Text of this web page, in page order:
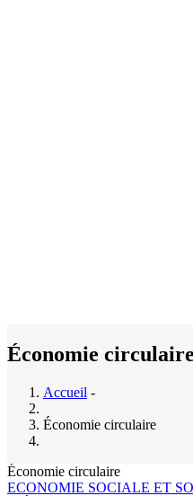
Économie circulaire
Accueil -
Économie circulaire
Économie circulaire
ECONOMIE SOCIALE ET